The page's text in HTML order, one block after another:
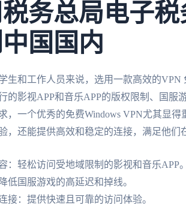
务总局电子
国国内
生和工作人员来说，选用一款高效的VPN
的影视APP和音乐APP的版权限制、国服
，一个优秀的免费Windows VPN尤其显
，还能提供高效和稳定的连接，满足他们
：轻松访问受地域限制的影视和音乐APP。
低国服游戏的高延迟和掉线。
接：提供快速且可靠的访问体验。